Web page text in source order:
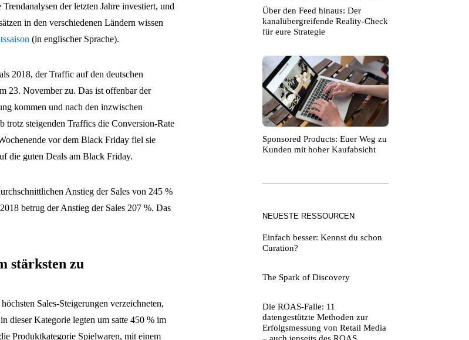
der letzten Jahre investiert, und
in den verschiedenen Ländern wissen
(in englischer Sprache).
2018, der Traffic auf den deutschen
23. November zu. Das ist offenbar der
kommen und nach den inzwischen
trotz steigenden Traffics die Conversion-Rate
vor dem Black Friday fiel sie
die guten Deals am Black Friday.
Anstieg der Sales von 245 %
betrug der Anstieg der Sales 207 %. Das
stärksten zu
Sales-Steigerungen verzeichneten,
dieser Kategorie legten um satte 450 % im
Produktkategorie Spielwaren, mit einem
Über den Feed hinaus: Der
kanalübergreifende Reality-Check
für eure Strategie
Sponsored Products: Euer Weg zu
Kunden mit hoher Kaufabsicht
NEUESTE RESSOURCEN
Einfach besser: Kennst du schon
Curation?
The Spark of Discovery
Die ROAS-Falle: 11
datengestützte Methoden zur
Erfolgsmessung von Retail Media